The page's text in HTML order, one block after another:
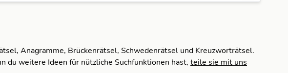
Anagramme, Brückenrätsel, Schwedenrätsel und Kreuzworträtsel.
du weitere Ideen für nützliche Suchfunktionen hast, teile sie mit uns